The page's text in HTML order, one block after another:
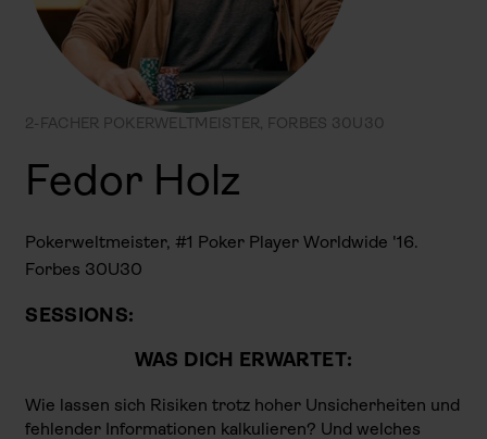
2-FACHER POKERWELTMEISTER, FORBES 30U30
Fedor Holz
Pokerweltmeister, #1 Poker Player Worldwide '16.
Forbes 30U30
SESSIONS:
WAS DICH ERWARTET:
Wie lassen sich Risiken trotz hoher Unsicherheiten und
fehlender Informationen kalkulieren? Und welches